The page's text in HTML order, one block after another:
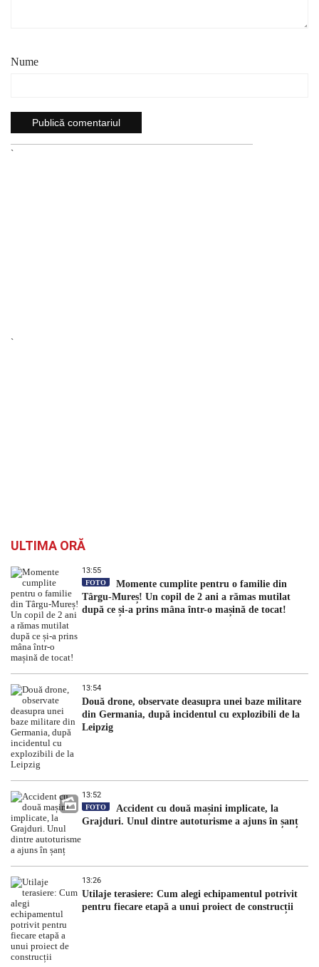
Nume
`
`
ULTIMA ORĂ
13:55
FOTO
Momente cumplite pentru o familie din
Târgu-Mureș! Un copil de 2 ani a rămas mutilat
după ce și-a prins mâna într-o mașină de tocat!
13:54
Două drone, observate deasupra unei baze militare
din Germania, după incidentul cu explozibili de la
Leipzig
13:52
FOTO
Accident cu două mașini implicate, la
Grajduri. Unul dintre autoturisme a ajuns în șanț
13:26
Utilaje terasiere: Cum alegi echipamentul potrivit
pentru fiecare etapă a unui proiect de construcții